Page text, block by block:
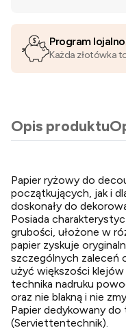
Program
Każda złotówka
Opis produktu
Papier ryżowy do
początkujących, jak i
doskonały do
Posiada
grubości, ułożone w
papier zyskuje
szczególnych zaleceń
użyć większości
technika nadruku
oraz nie blakną i nie
Papier dedykowany
(Serviettentechnik).